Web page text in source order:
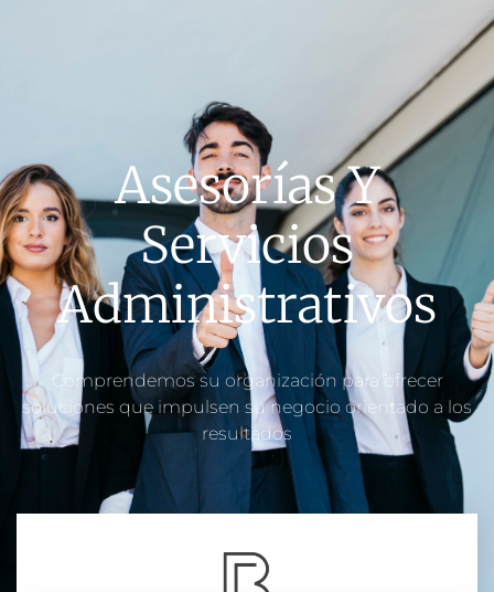
Asesorías Y
Servicios
Administrativos
Comprendemos su organización para ofrecer
soluciones que impulsen su negocio orientado a los
resultados